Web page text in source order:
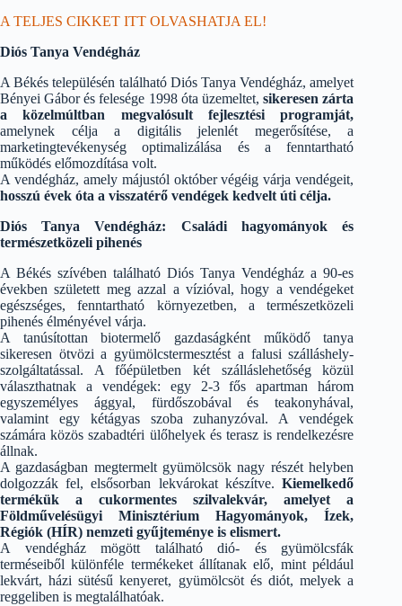
A TELJES CIKKET ITT OLVASHATJA EL!
Diós Tanya Vendégház
A Békés településén található Diós Tanya Vendégház, amelyet
Bényei Gábor és felesége 1998 óta üzemeltet,sikeresen zárta
a közelmúltban megvalósult fejlesztési programját,
amelynek célja a digitális jelenlét megerősítése, a
marketingtevékenység optimalizálása és a fenntartható
működés előmozdítása volt.
A vendégház, amely májustól október végéig várja vendégeit,
hosszú évek óta a visszatérő vendégek kedvelt úti célja.
Diós Tanya Vendégház: Családi hagyományok és
természetközeli pihenés
A Békés szívében található Diós Tanya Vendégház a 90-es
években született meg azzal a vízióval, hogy a vendégeket
egészséges, fenntartható környezetben, a természetközeli
pihenés élményével várja.
A tanúsítottan biotermelő gazdaságként működő tanya
sikeresen ötvözi a gyümölcstermesztést a falusi szálláshely-
szolgáltatással. A főépületben két szálláslehetőség közül
választhatnak a vendégek: egy 2-3 fős apartman három
egyszemélyes ággyal, fürdőszobával és teakonyhával,
valamint egy kétágyas szoba zuhanyzóval. A vendégek
számára közös szabadtéri ülőhelyek és terasz is rendelkezésre
állnak.
A gazdaságban megtermelt gyümölcsök nagy részét helyben
dolgozzák fel, elsősorban lekvárokat készítve.Kiemelkedő
termékük a cukormentes szilvalekvár, amelyet a
Földművelésügyi Minisztérium Hagyományok, Ízek,
Régiók (HÍR) nemzeti gyűjteménye is elismert.
A vendégház mögött található dió- és gyümölcsfák
terméseiből különféle termékeket állítanak elő, mint például
lekvárt, házi sütésű kenyeret, gyümölcsöt és diót, melyek a
reggeliben is megtalálhatóak.